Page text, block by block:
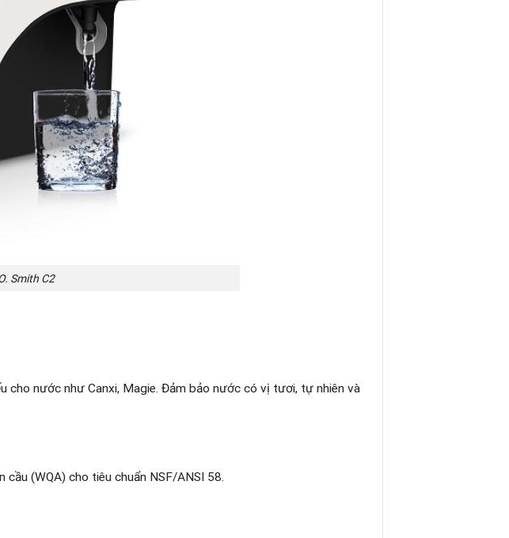
Smith C2
cho nước như Canxi, Magie. Đảm bảo nước có vị tươi, tự nhiên và
(WQA) cho tiêu chuẩn NSF/ANSI 58.